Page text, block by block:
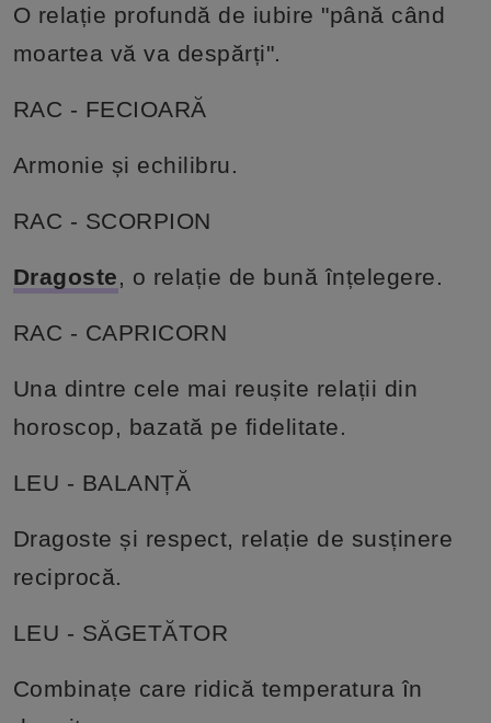
O relație profundă de iubire "până când
moartea vă va despărți".
RAC - FECIOARĂ
Armonie și echilibru.
RAC - SCORPION
Dragoste, o relație de bună înțelegere.
RAC - CAPRICORN
Una dintre cele mai reușite relații din
horoscop, bazată pe fidelitate.
LEU - BALANȚĂ
Dragoste și respect, relație de susținere
reciprocă.
LEU - SĂGETĂTOR
Combinațe care ridică temperatura în